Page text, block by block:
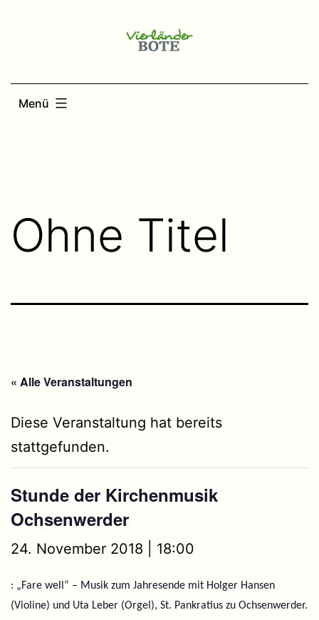
Menü
Ohne Titel
« Alle Veranstaltungen
Diese Veranstaltung hat bereits
stattgefunden.
Stunde der Kirchenmusik
Ochsenwerder
24. November 2018 | 18:00
: „Fare well“ – Musik zum Jahresende mit Holger Hansen
(Violine) und Uta Leber (Orgel), St. Pankratius zu Ochsenwerder.